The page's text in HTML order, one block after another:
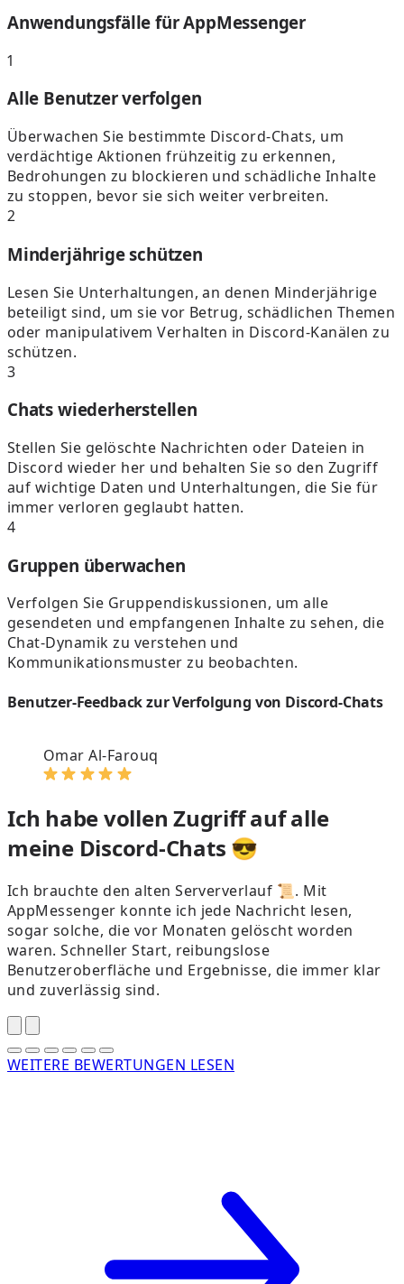
Anwendungsfälle für AppMessenger
1
Alle Benutzer verfolgen
Überwachen Sie bestimmte Discord-Chats, um
verdächtige Aktionen frühzeitig zu erkennen,
Bedrohungen zu blockieren und schädliche Inhalte
zu stoppen, bevor sie sich weiter verbreiten.
2
Minderjährige schützen
Lesen Sie Unterhaltungen, an denen Minderjährige
beteiligt sind, um sie vor Betrug, schädlichen Themen
oder manipulativem Verhalten in Discord-Kanälen zu
schützen.
3
Chats wiederherstellen
Stellen Sie gelöschte Nachrichten oder Dateien in
Discord wieder her und behalten Sie so den Zugriff
auf wichtige Daten und Unterhaltungen, die Sie für
immer verloren geglaubt hatten.
4
Gruppen überwachen
Verfolgen Sie Gruppendiskussionen, um alle
gesendeten und empfangenen Inhalte zu sehen, die
Chat-Dynamik zu verstehen und
Kommunikationsmuster zu beobachten.
Benutzer-Feedback zur Verfolgung von Discord-Chats
Omar Al-Farouq
Ich habe vollen Zugriff auf alle
meine Discord-Chats 😎
Ich brauchte den alten Serververlauf 📜. Mit
AppMessenger konnte ich jede Nachricht lesen,
sogar solche, die vor Monaten gelöscht worden
waren. Schneller Start, reibungslose
Benutzeroberfläche und Ergebnisse, die immer klar
und zuverlässig sind.
WEITERE BEWERTUNGEN LESEN